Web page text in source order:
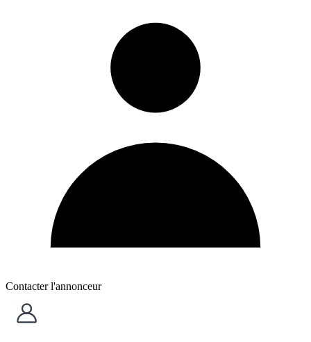
Contacter l'annonceur